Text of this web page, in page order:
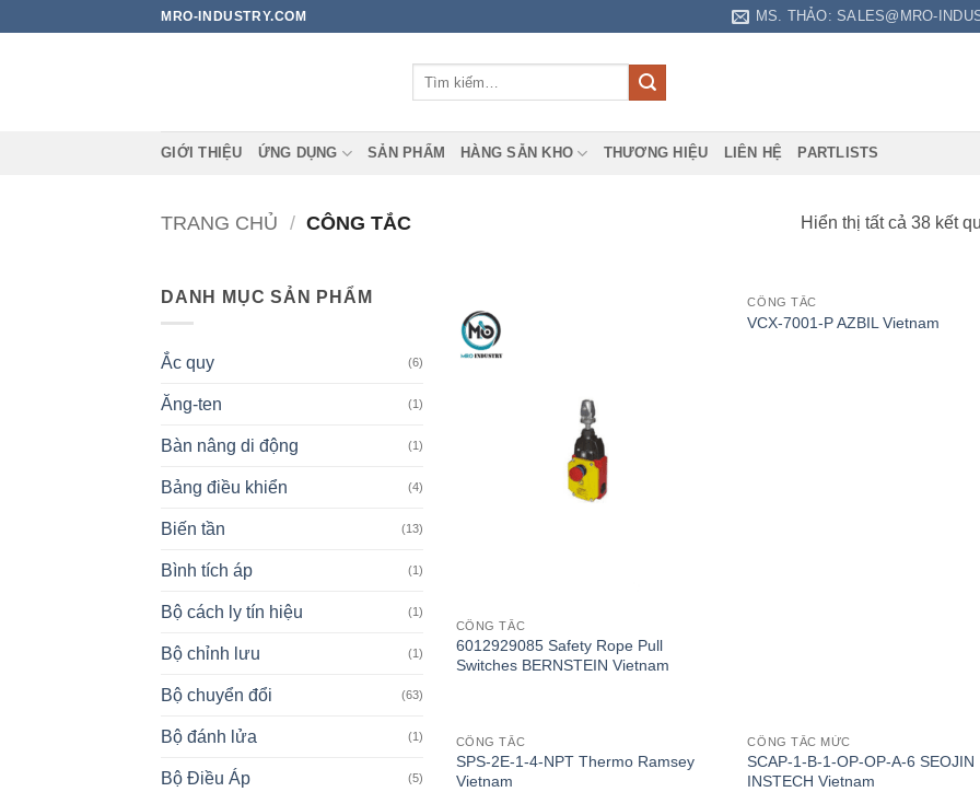
MRO-INDUSTRY.COM MS. THẢO: SALES@MRO-
GIỚI THIỆU ỨNG DỤNG SẢN PHẨM HÀNG SẴN KHO THƯƠNG HIỆU LIÊN HỆ PARTLISTS
TRANG CHỦ / CÔNG TẮC Hiển thị tất cả 38 kết
DANH MỤC SẢN PHẨM
Ắc quy (6)
Ăng-ten (1)
Bàn nâng di động (1)
Bảng điều khiển (4)
Biến tần (13)
Bình tích áp (1)
Bộ cách ly tín hiệu (1)
Bộ chỉnh lưu (1)
Bộ chuyển đổi (63)
Bộ đánh lửa (1)
Bộ Điều Áp (5)
CÔNG TẮC
6012929085 Safety Rope Pull
Switches BERNSTEIN Vietnam
CÔNG TẮC
VCX-7001-P AZBIL Vietnam
CÔNG TẮC
SPS-2E-1-4-NPT Thermo Ramsey
Vietnam
CÔNG TẮC MỨC
SCAP-1-B-1-OP-OP-A-6 SEOJIN
INSTECH Vietnam